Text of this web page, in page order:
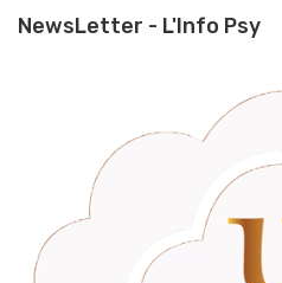
NewsLetter - L'Info Psy